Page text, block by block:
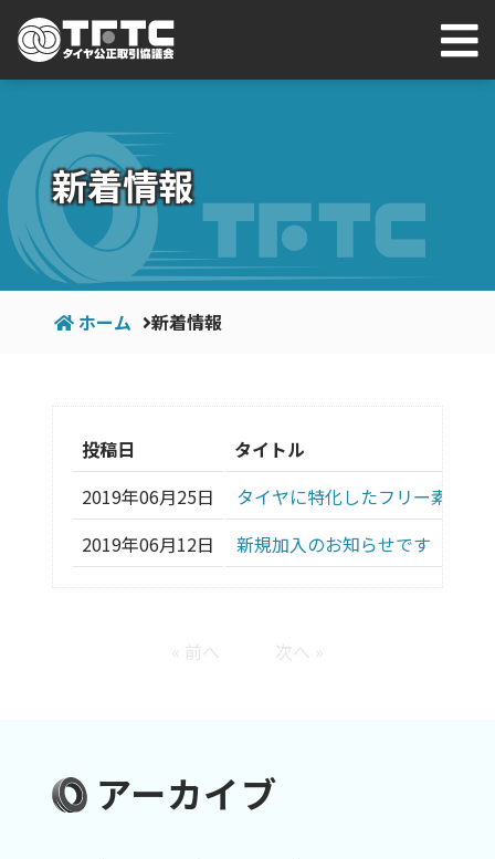
新着情報
ホーム 新着情報
投稿日
タイトル
2019年06月25日
タイヤに特化したフリー素材7
2019年06月12日
新規加入のお知らせです（2店
« 前へ 次へ »
アーカイブ